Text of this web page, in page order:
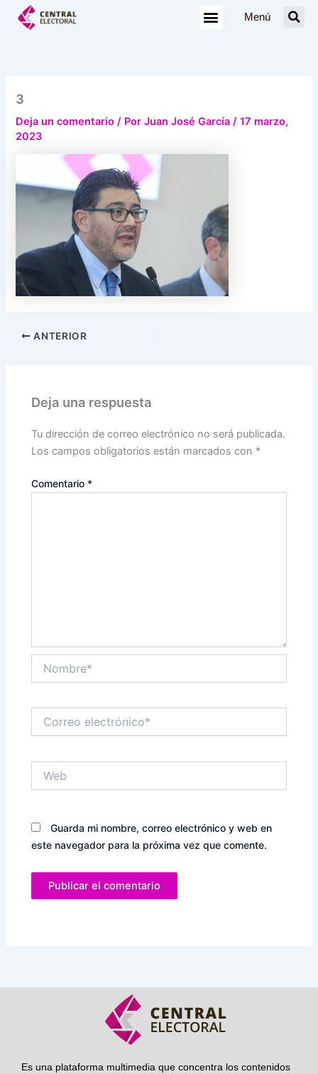
Menú
3
Deja un comentario / PorJuan José García/17 marzo,
2023
ANTERIOR
Deja una respuesta
Tu dirección de correo electrónico no será publicada.
Los campos obligatorios están marcados con *
Comentario *
electrónico*
Guarda mi nombre, correo electrónico y web en
este navegador para la próxima vez que comente.
Es una plataforma multimedia que concentra los contenidos